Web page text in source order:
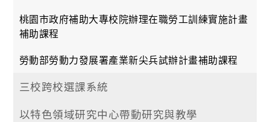
桃園市政府補助大專校院辦理在職勞工訓練實施計畫
補助課程
勞動部勞動力發展署產業新尖兵試辦計畫補助課程
三校跨校選課系統
以特色領域研究中心帶動研究與教學